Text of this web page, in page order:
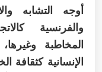
أوجه التشابه
والفرنسية
المخاطبة
الإنسانية